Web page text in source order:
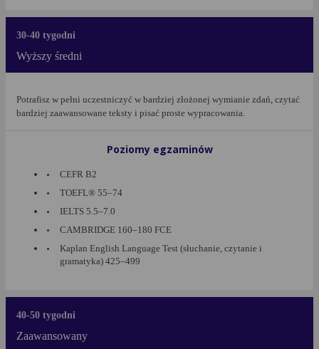
30-40 tygodni
Wyższy średni
Potrafisz w pełni uczestniczyć w bardziej złożonej wymianie zdań, czytać
bardziej zaawansowane teksty i pisać proste wypracowania.
Poziomy egzaminów
CEFR B2
TOEFL® 55–74
IELTS 5.5–7.0
CAMBRIDGE 160–180 FCE
Kaplan English Language Test (słuchanie, czytanie i
gramatyka) 425–499
40-50 tygodni
Zaawansowany